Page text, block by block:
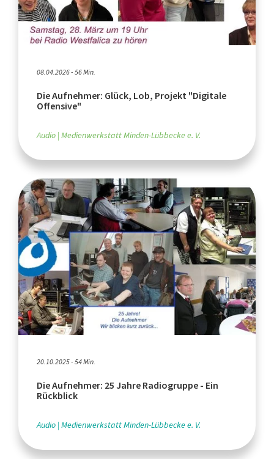
08.04.2026 - 56 Min.
Die Aufnehmer: Glück, Lob, Projekt "Digitale
Offensive"
Audio Medienwerkstatt Minden-Lübbecke e. V.
20.10.2025 - 54 Min.
Die Aufnehmer: 25 Jahre Radiogruppe - Ein
Rückblick
Audio Medienwerkstatt Minden-Lübbecke e. V.